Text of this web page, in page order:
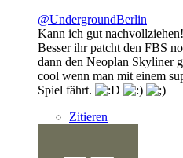
@UndergroundBerlin
Kann ich gut nachvollziehen!
Besser ihr patcht den FBS
dann den Neoplan Skyliner
cool wenn man mit einem
Spiel fährt.
Zitieren